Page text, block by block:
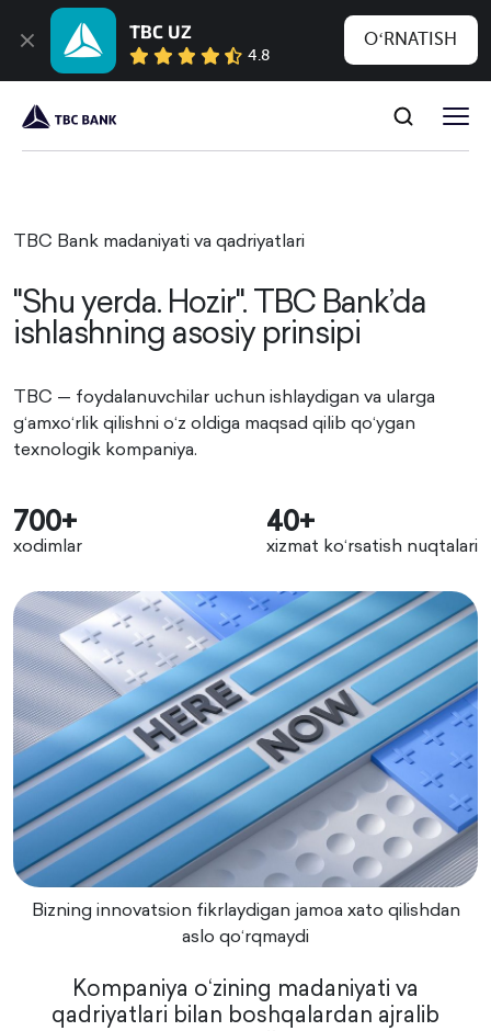
TBC UZ
4.8
OʻRNATISH
TBC Bank madaniyati va qadriyatlari
"Shu yerda. Hozir". TBC Bank’da
ishlashning asosiy prinsipi
TBC — foydalanuvchilar uchun ishlaydigan va ularga
gʻamxoʻrlik qilishni oʻz oldiga maqsad qilib qoʻygan
texnologik kompaniya.
700+
xodimlar
40+
xizmat koʻrsatish nuqtalari
Bizning innovatsion fikrlaydigan jamoa xato qilishdan
aslo qoʻrqmaydi
Kompaniya oʻzining madaniyati va
qadriyatlari bilan boshqalardan ajralib